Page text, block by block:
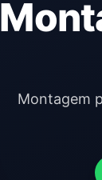
Montagem